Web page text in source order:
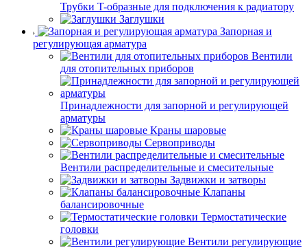
Трубки T-образные для подключения к радиатору
Заглушки
Запорная и
регулирующая арматура
Вентили
для отопительных приборов
Принадлежности для запорной и регулирующей
арматуры
Краны шаровые
Сервоприводы
Вентили распределительные и смесительные
Задвижки и затворы
Клапаны
балансировочные
Термостатические
головки
Вентили регулирующие